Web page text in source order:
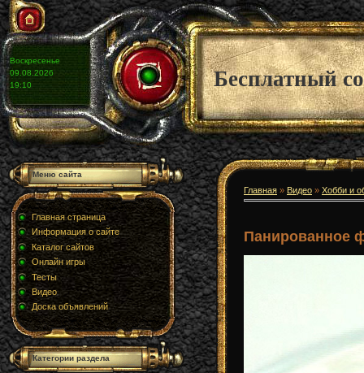
Воскресенье
09.08.2026
19:10
Бесплатный
Меню сайта
Главная страница
Информация о сайте
Каталог сайтов
Онлайн игры
Тесты
Видео
Доска объявлений
Категории раздела
Главная » Видео » Хобби и
Панированное